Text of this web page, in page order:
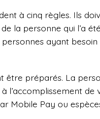
à cinq règles. Ils
la personne qui l’a
ayant
être préparés. La
l’accomplissement
Mobile Pay ou